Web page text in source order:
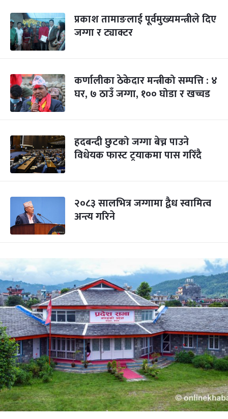
प्रकाश तामाङलाई पूर्वमुख्यमन्त्रीले दिए
जग्गा र ट्याक्टर
कर्णालीका ठेकेदार मन्त्रीको सम्पत्ति : ४
घर, ७ ठाउँ जग्गा, १०० घोडा र खच्चड
हदबन्दी छुटको जग्गा बेच्न पाउने
विधेयक फास्ट ट्रयाकमा पास गरिंदै
२०८३ सालभित्र जग्गामा द्वैध स्वामित्व
अन्त्य गरिने